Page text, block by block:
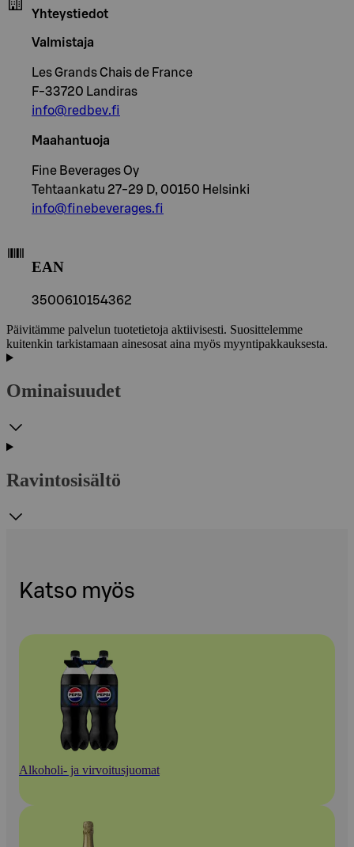
Yhteystiedot
Valmistaja
Les Grands Chais de France
F-33720 Landiras
info@redbev.fi
Maahantuoja
Fine Beverages Oy
Tehtaankatu 27-29 D, 00150 Helsinki
info@finebeverages.fi
EAN
3500610154362
Päivitämme palvelun tuotetietoja aktiivisesti. Suosittelemme
kuitenkin tarkistamaan ainesosat aina myös myyntipakkauksesta.
Ominaisuudet
Ravintosisältö
Katso myös
Alkoholi- ja virvoitusjuomat